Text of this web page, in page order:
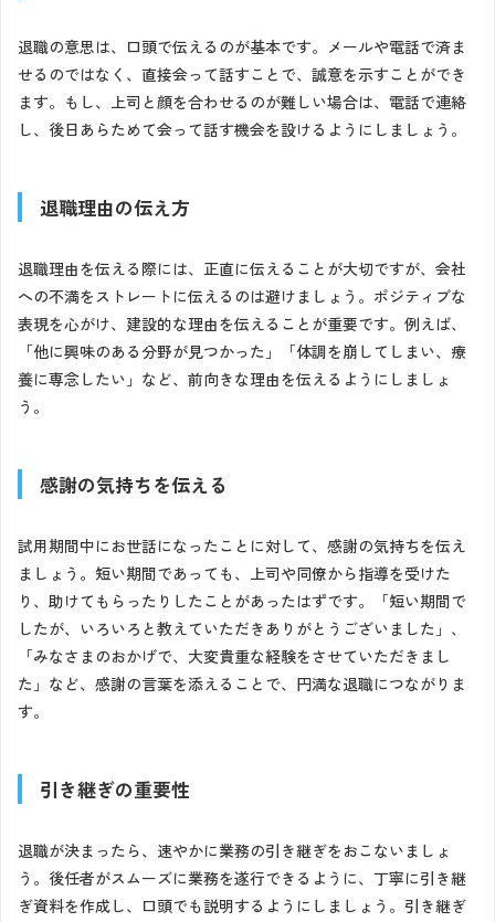
退職の意思は、口頭で伝えるのが基本です。メールや電話で済ま
せるのではなく、直接会って話すことで、誠意を示すことができ
ます。もし、上司と顔を合わせるのが難しい場合は、電話で連絡
し、後日あらためて会って話す機会を設けるようにしましょう。
退職理由の伝え方
退職理由を伝える際には、正直に伝えることが大切ですが、会社
への不満をストレートに伝えるのは避けましょう。ポジティブな
表現を心がけ、建設的な理由を伝えることが重要です。例えば、
「他に興味のある分野が見つかった」「体調を崩してしまい、療
養に専念したい」など、前向きな理由を伝えるようにしましょ
う。
感謝の気持ちを伝える
試用期間中にお世話になったことに対して、感謝の気持ちを伝え
ましょう。短い期間であっても、上司や同僚から指導を受けた
り、助けてもらったりしたことがあったはずです。「短い期間で
したが、いろいろと教えていただきありがとうございました」、
「みなさまのおかげで、大変貴重な経験をさせていただきまし
た」など、感謝の言葉を添えることで、円満な退職につながりま
す。
引き継ぎの重要性
退職が決まったら、速やかに業務の引き継ぎをおこないましょ
う。後任者がスムーズに業務を遂行できるように、丁寧に引き継
ぎ資料を作成し、口頭でも説明するようにしましょう。引き継ぎ